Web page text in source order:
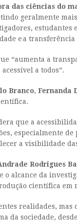
das ciências do
geralmente
estudantes
e a transferência
“aumenta a
a todos”.
Branco, Fernanda
que a
especialmente
a visibilidade
Rodrigues
alcance da
científica
realidades,
da sociedade,